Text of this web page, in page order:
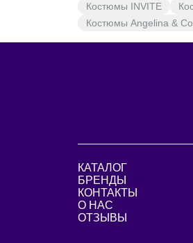
Костюмы INVITE
Костюмы Angelina &
КАТАЛОГ
БРЕНДЫ
КОНТАКТЫ
О НАС
ОТЗЫВЫ